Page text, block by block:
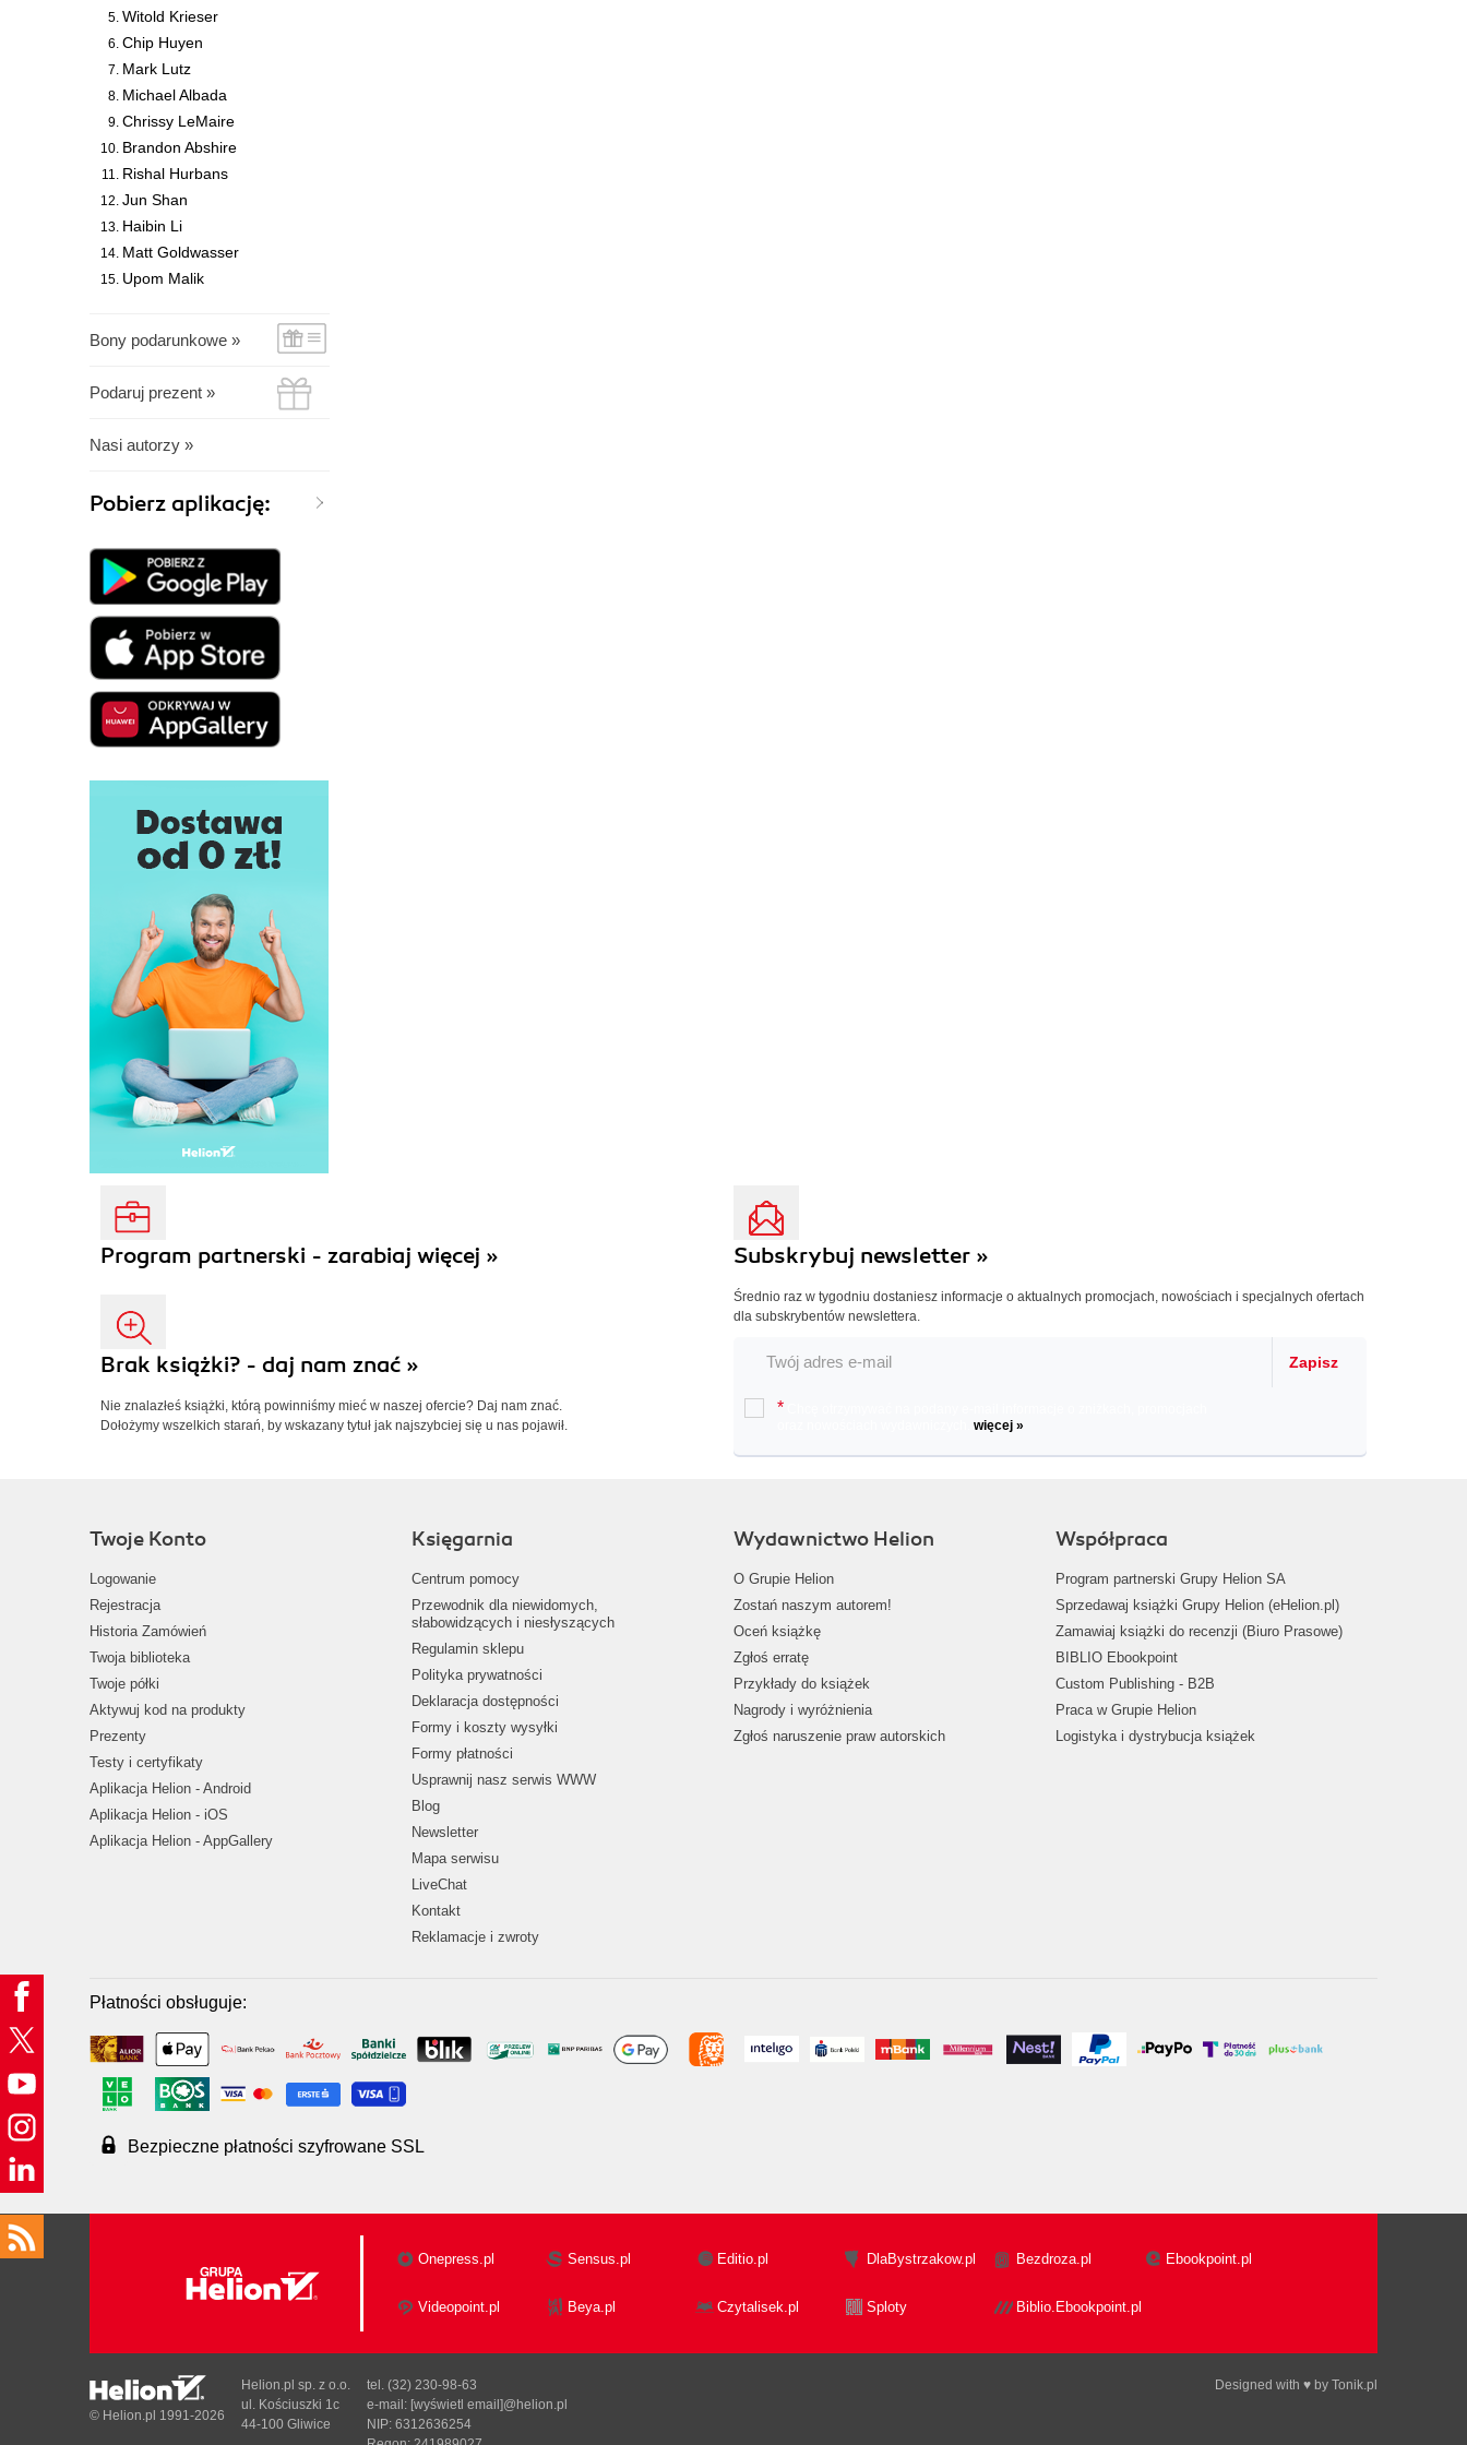
Witold Krieser
Chip Huyen
Mark Lutz
Michael Albada
Chrissy LeMaire
Brandon Abshire
Rishal Hurbans
Jun Shan
Haibin Li
Matt Goldwasser
Upom Malik
Bony podarunkowe »
Podaruj prezent »
Nasi autorzy »
Pobierz aplikację:
Program partnerski - zarabiaj więcej »
Brak książki? - daj nam znać »
Nie znalazłeś książki, którą powinniśmy mieć w naszej ofercie? Daj nam znać.
Dołożymy wszelkich starań, by wskazany tytuł jak najszybciej się u nas pojawił.
Subskrybuj newsletter »
Średnio raz w tygodniu dostaniesz informacje o aktualnych promocjach, nowościach i specjalnych ofertach
dla subskrybentów newslettera.
Zapisz
*
więcej »
Twoje Konto
Logowanie
Rejestracja
Historia Zamówień
Twoja biblioteka
Twoje półki
Aktywuj kod na produkty
Prezenty
Testy i certyfikaty
Aplikacja Helion - Android
Aplikacja Helion - iOS
Aplikacja Helion - AppGallery
Księgarnia
Centrum pomocy
Przewodnik dla niewidomych,
słabowidzących i niesłyszących
Regulamin sklepu
Polityka prywatności
Deklaracja dostępności
Formy i koszty wysyłki
Formy płatności
Usprawnij nasz serwis WWW
Blog
Newsletter
Mapa serwisu
LiveChat
Kontakt
Reklamacje i zwroty
Wydawnictwo Helion
O Grupie Helion
Zostań naszym autorem!
Oceń książkę
Zgłoś erratę
Przykłady do książek
Nagrody i wyróżnienia
Zgłoś naruszenie praw autorskich
Współpraca
Program partnerski Grupy Helion SA
Sprzedawaj książki Grupy Helion (eHelion.pl)
Zamawiaj książki do recenzji (Biuro Prasowe)
BIBLIO Ebookpoint
Custom Publishing - B2B
Praca w Grupie Helion
Logistyka i dystrybucja książek
Płatności obsługuje:
Bezpieczne płatności szyfrowane SSL
Onepress.pl Sensus.pl Editio.pl DlaBystrzakow.pl Bezdroza.pl Ebookpoint.pl
Videopoint.pl Beya.pl Czytalisek.pl Sploty Biblio.Ebookpoint.pl
Designed with ♥ by Tonik.pl
© Helion.pl 1991-2026
Helion.pl sp. z o.o.
ul. Kościuszki 1c
44-100 Gliwice
tel. (32) 230-98-63
e-mail: [wyświetl email]@helion.pl
NIP: 6312636254